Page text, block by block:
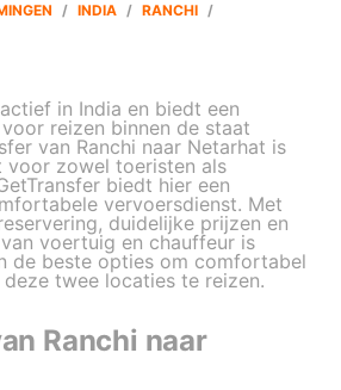
/ INDIA / RANCHI /
in India en biedt een
reizen binnen de staat
van Ranchi naar Netarhat is
voor zowel toeristen als
biedt hier een
vervoersdienst. Met
duidelijke prijzen en
voertuig en chauffeur is
de beste opties om comfortabel
twee locaties te reizen.
Ranchi naar